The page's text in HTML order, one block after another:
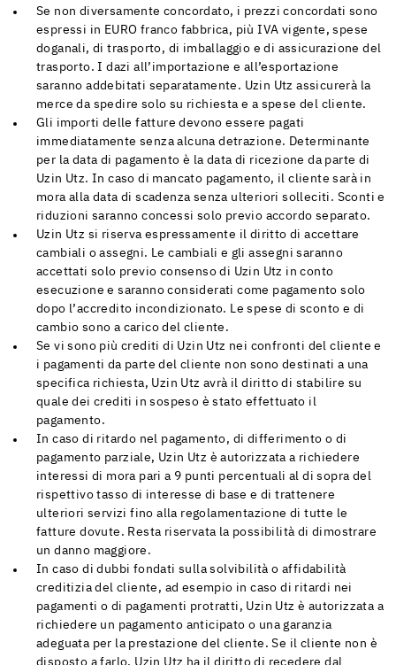
Se non diversamente concordato, i prezzi concordati sono
espressi in EURO franco fabbrica, più IVA vigente, spese
doganali, di trasporto, di imballaggio e di assicurazione del
trasporto. I dazi all’importazione e all’esportazione
saranno addebitati separatamente. Uzin Utz assicurerà la
merce da spedire solo su richiesta e a spese del cliente.
Gli importi delle fatture devono essere pagati
immediatamente senza alcuna detrazione. Determinante
per la data di pagamento è la data di ricezione da parte di
Uzin Utz. In caso di mancato pagamento, il cliente sarà in
mora alla data di scadenza senza ulteriori solleciti. Sconti e
riduzioni saranno concessi solo previo accordo separato.
Uzin Utz si riserva espressamente il diritto di accettare
cambiali o assegni. Le cambiali e gli assegni saranno
accettati solo previo consenso di Uzin Utz in conto
esecuzione e saranno considerati come pagamento solo
dopo l’accredito incondizionato. Le spese di sconto e di
cambio sono a carico del cliente.
Se vi sono più crediti di Uzin Utz nei confronti del cliente e
i pagamenti da parte del cliente non sono destinati a una
specifica richiesta, Uzin Utz avrà il diritto di stabilire su
quale dei crediti in sospeso è stato effettuato il
pagamento.
In caso di ritardo nel pagamento, di differimento o di
pagamento parziale, Uzin Utz è autorizzata a richiedere
interessi di mora pari a 9 punti percentuali al di sopra del
rispettivo tasso di interesse di base e di trattenere
ulteriori servizi fino alla regolamentazione di tutte le
fatture dovute. Resta riservata la possibilità di dimostrare
un danno maggiore.
In caso di dubbi fondati sulla solvibilità o affidabilità
creditizia del cliente, ad esempio in caso di ritardi nei
pagamenti o di pagamenti protratti, Uzin Utz è autorizzata a
richiedere un pagamento anticipato o una garanzia
adeguata per la prestazione del cliente. Se il cliente non è
disposto a farlo, Uzin Utz ha il diritto di recedere dal